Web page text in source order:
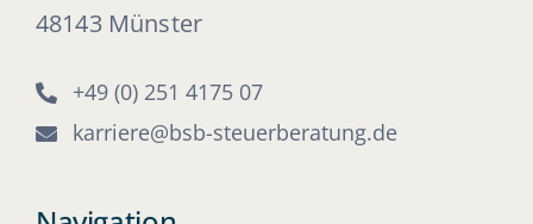
48143 Münster
+49 (0) 251 4175 07
karriere@bsb-steuerberatung.de